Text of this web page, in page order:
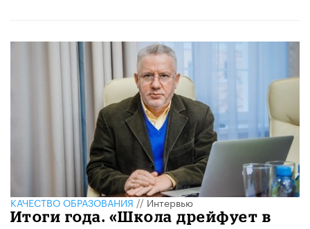
КАЧЕСТВО ОБРАЗОВАНИЯ//Интервью
Итоги года. «Школа дрейфует в